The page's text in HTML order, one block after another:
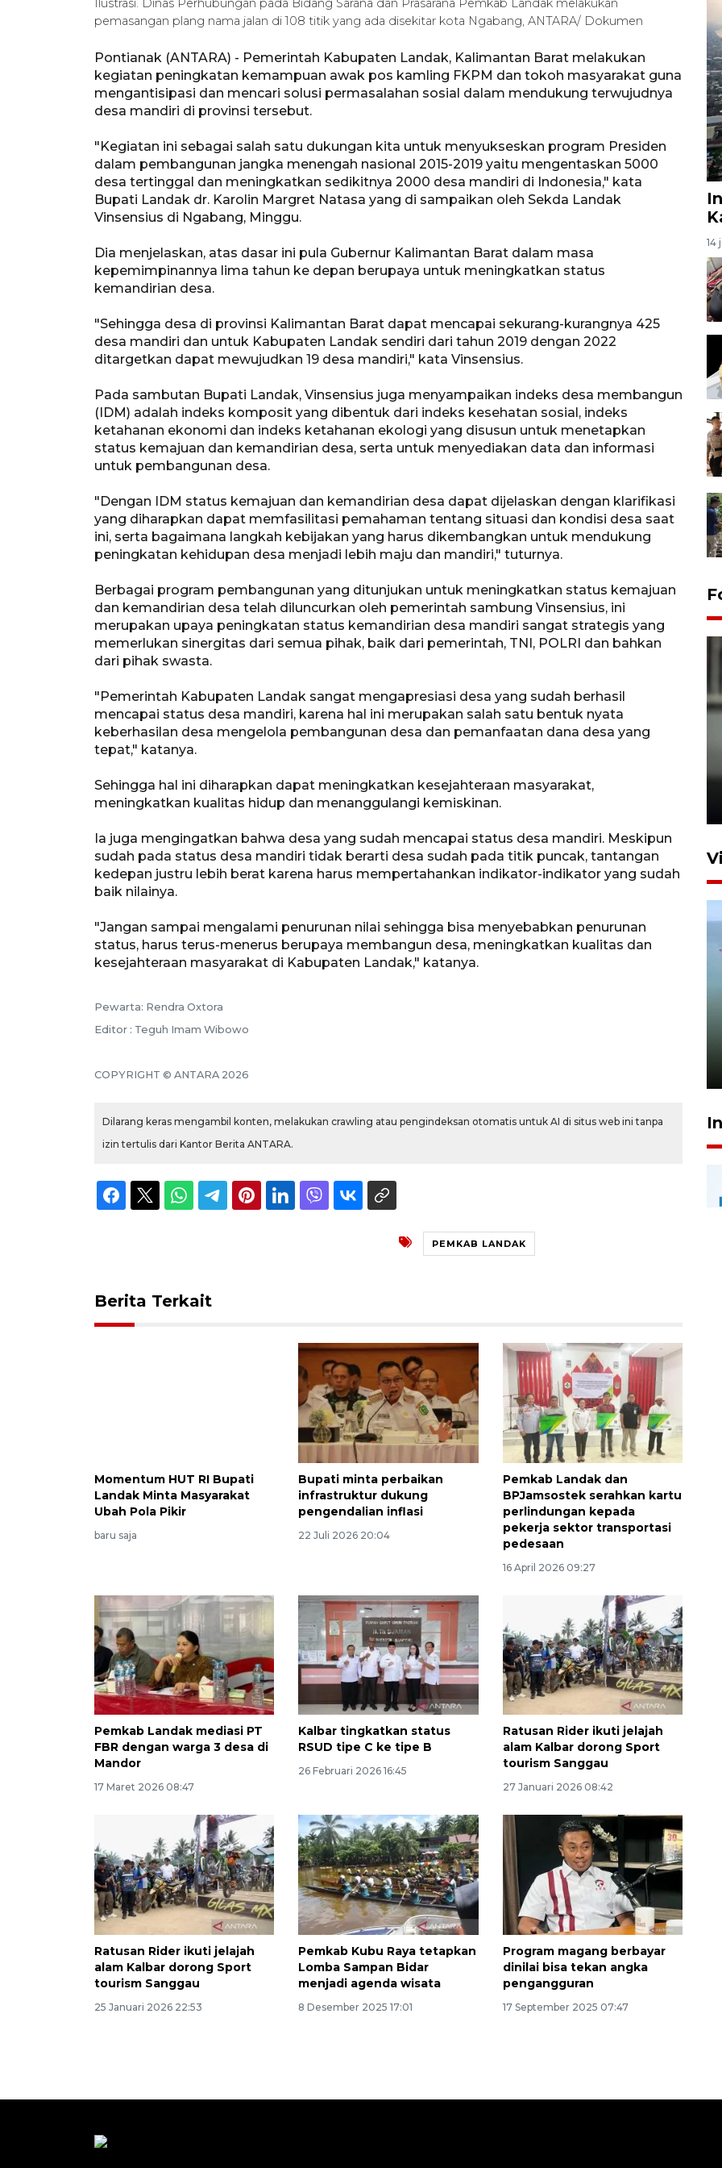
Ilustrasi. Dinas Perhubungan pada Bidang Sarana dan Prasarana Pemkab Landak melakukan
pemasangan plang nama jalan di 108 titik yang ada disekitar kota Ngabang, ANTARA/ Dokumen
Pontianak (ANTARA) - Pemerintah Kabupaten Landak, Kalimantan Barat melakukan
kegiatan peningkatan kemampuan awak pos kamling FKPM dan tokoh masyarakat guna
mengantisipasi dan mencari solusi permasalahan sosial dalam mendukung terwujudnya
desa mandiri di provinsi tersebut.
"Kegiatan ini sebagai salah satu dukungan kita untuk menyukseskan program Presiden
dalam pembangunan jangka menengah nasional 2015-2019 yaitu mengentaskan 5000
desa tertinggal dan meningkatkan sedikitnya 2000 desa mandiri di Indonesia," kata
Bupati Landak dr. Karolin Margret Natasa yang di sampaikan oleh Sekda Landak
Vinsensius di Ngabang, Minggu.
Dia menjelaskan, atas dasar ini pula Gubernur Kalimantan Barat dalam masa
kepemimpinannya lima tahun ke depan berupaya untuk meningkatkan status
kemandirian desa.
"Sehingga desa di provinsi Kalimantan Barat dapat mencapai sekurang-kurangnya 425
desa mandiri dan untuk Kabupaten Landak sendiri dari tahun 2019 dengan 2022
ditargetkan dapat mewujudkan 19 desa mandiri," kata Vinsensius.
Pada sambutan Bupati Landak, Vinsensius juga menyampaikan indeks desa membangun
(IDM) adalah indeks komposit yang dibentuk dari indeks kesehatan sosial, indeks
ketahanan ekonomi dan indeks ketahanan ekologi yang disusun untuk menetapkan
status kemajuan dan kemandirian desa, serta untuk menyediakan data dan informasi
untuk pembangunan desa.
"Dengan IDM status kemajuan dan kemandirian desa dapat dijelaskan dengan klarifikasi
yang diharapkan dapat memfasilitasi pemahaman tentang situasi dan kondisi desa saat
ini, serta bagaimana langkah kebijakan yang harus dikembangkan untuk mendukung
peningkatan kehidupan desa menjadi lebih maju dan mandiri," tuturnya.
Berbagai program pembangunan yang ditunjukan untuk meningkatkan status kemajuan
dan kemandirian desa telah diluncurkan oleh pemerintah sambung Vinsensius, ini
merupakan upaya peningkatan status kemandirian desa mandiri sangat strategis yang
memerlukan sinergitas dari semua pihak, baik dari pemerintah, TNI, POLRI dan bahkan
dari pihak swasta.
"Pemerintah Kabupaten Landak sangat mengapresiasi desa yang sudah berhasil
mencapai status desa mandiri, karena hal ini merupakan salah satu bentuk nyata
keberhasilan desa mengelola pembangunan desa dan pemanfaatan dana desa yang
tepat," katanya.
Sehingga hal ini diharapkan dapat meningkatkan kesejahteraan masyarakat,
meningkatkan kualitas hidup dan menanggulangi kemiskinan.
Ia juga mengingatkan bahwa desa yang sudah mencapai status desa mandiri. Meskipun
sudah pada status desa mandiri tidak berarti desa sudah pada titik puncak, tantangan
kedepan justru lebih berat karena harus mempertahankan indikator-indikator yang sudah
baik nilainya.
"Jangan sampai mengalami penurunan nilai sehingga bisa menyebabkan penurunan
status, harus terus-menerus berupaya membangun desa, meningkatkan kualitas dan
kesejahteraan masyarakat di Kabupaten Landak," katanya.
Pewarta: Rendra Oxtora
Editor : Teguh Imam Wibowo
COPYRIGHT © ANTARA 2026
Dilarang keras mengambil konten, melakukan crawling atau pengindeksan otomatis untuk AI di situs web ini tanpa
izin tertulis dari Kantor Berita ANTARA.
PEMKAB LANDAK
Berita Terkait
Momentum HUT RI Bupati
Landak Minta Masyarakat
Ubah Pola Pikir
baru saja
Bupati minta perbaikan
infrastruktur dukung
pengendalian inflasi
22 Juli 2026 20:04
Pemkab Landak dan
BPJamsostek serahkan kartu
perlindungan kepada
pekerja sektor transportasi
pedesaan
16 April 2026 09:27
Pemkab Landak mediasi PT
FBR dengan warga 3 desa di
Mandor
17 Maret 2026 08:47
Kalbar tingkatkan status
RSUD tipe C ke tipe B
26 Februari 2026 16:45
Ratusan Rider ikuti jelajah
alam Kalbar dorong Sport
tourism Sanggau
27 Januari 2026 08:42
Ratusan Rider ikuti jelajah
alam Kalbar dorong Sport
tourism Sanggau
25 Januari 2026 22:53
Pemkab Kubu Raya tetapkan
Lomba Sampan Bidar
menjadi agenda wisata
8 Desember 2025 17:01
Program magang berbayar
dinilai bisa tekan angka
pengangguran
17 September 2025 07:47
14
terluas di Indonesia
22 Juli 2026 10:51
Memberantas kejahatan
jalanan Jakarta
2026-08-05 18:00:00